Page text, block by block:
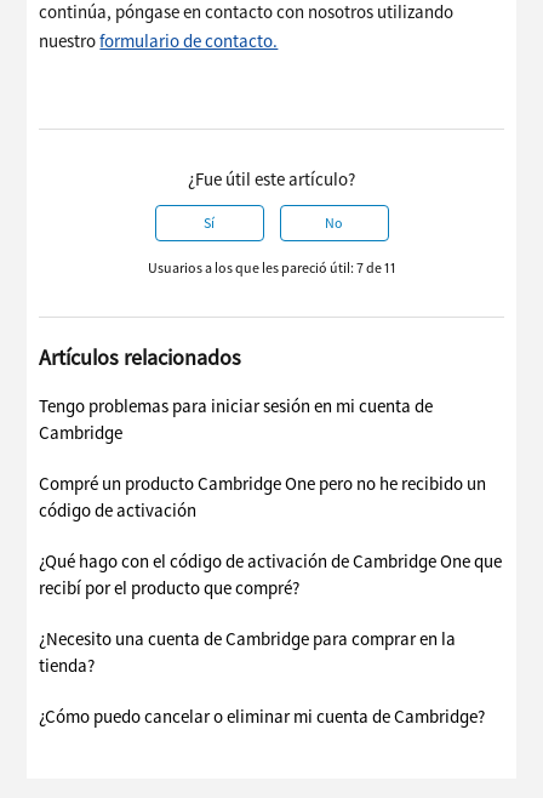
continúa, póngase en contacto con nosotros utilizando
nuestroformulario de contacto.
¿Fue útil este artículo?
Sí No
Usuarios a los que les pareció útil: 7 de 11
Artículos relacionados
Tengo problemas para iniciar sesión en mi cuenta de
Cambridge
Compré un producto Cambridge One pero no he recibido un
código de activación
¿Qué hago con el código de activación de Cambridge One que
recibí por el producto que compré?
¿Necesito una cuenta de Cambridge para comprar en la
tienda?
¿Cómo puedo cancelar o eliminar mi cuenta de Cambridge?